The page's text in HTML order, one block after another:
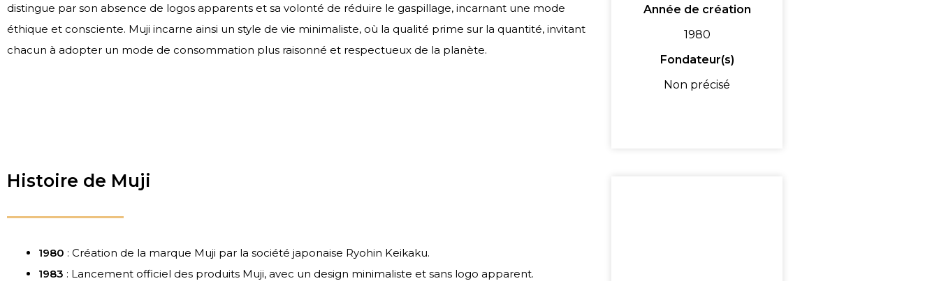
distingue par son absence de logos apparents et sa volonté de réduire le gaspillage, incarnant une mode
éthique et consciente. Muji incarne ainsi un style de vie minimaliste, où la qualité prime sur la quantité, invitant
chacun à adopter un mode de consommation plus raisonné et respectueux de la planète.
Année de création
1980
Fondateur(s)
Non précisé
Histoire de Muji
1980 : Création de la marque Muji par la société japonaise Ryohin Keikaku.
1983 : Lancement officiel des produits Muji, avec un design minimaliste et sans logo apparent.